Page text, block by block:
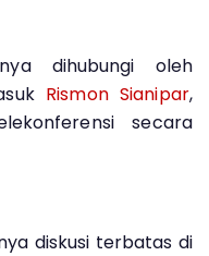
dihubungi oleh
Rismon Sianipar,
secara
diskusi terbatas di